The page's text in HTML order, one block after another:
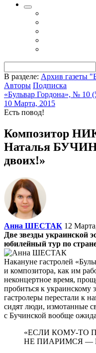
В разделе: Архив газеты
Авторы Подписка
«Бульвар Гордона», № 10
10 Марта, 2015
Есть повод!
Композитор
Наталья
двоих!»
Анна ШЕСТАК 12
Две звезды украинской
юбилейный тур по
Накануне гастролей
и композитора, как им
неконцертное время,
пробиться к украинскому
гастролеры перестали к
сидят люди, измотанные
с Бучинской вообще
«ЕСЛИ КОМУ-ТО
НЕ ПИАРИМСЯ —